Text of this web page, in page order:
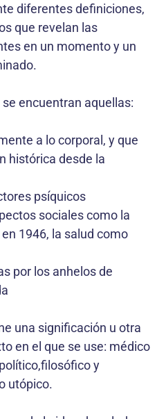
diferentes definiciones,
que revelan las
en un momento y un
encuentran aquellas:
a lo corporal, y que
histórica desde la
psíquicos
sociales como la
1946, la salud como
por los anhelos de
una significación u otra
en el que se use: médico
y
utópico.